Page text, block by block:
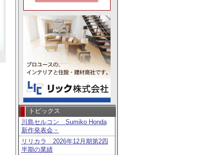
トピックス
川島セルコン Sumiko Honda
新作発表会・
リリカラ 2026年12月期第2四
半期の業績